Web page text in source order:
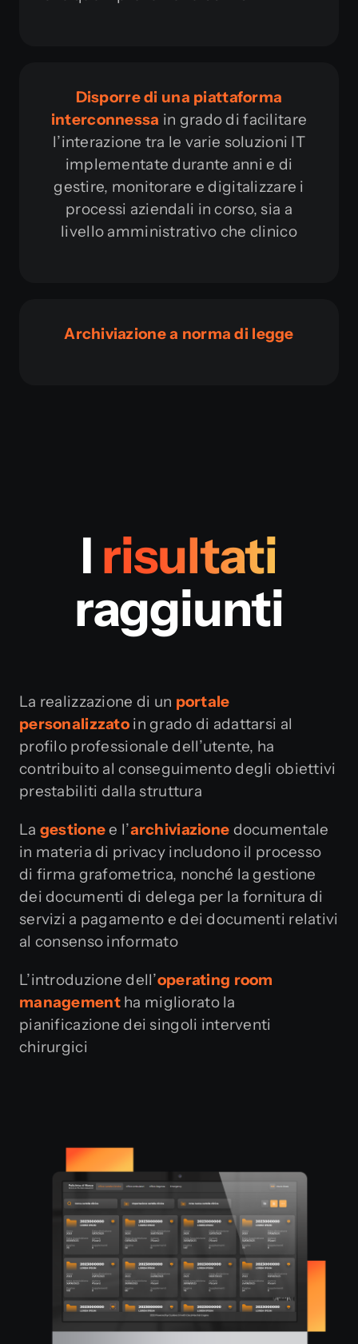
Disporre di una piattaforma
interconnessa in grado di facilitare
l’interazione tra le varie soluzioni IT
implementate durante anni e di
gestire, monitorare e digitalizzare i
processi aziendali in corso, sia a
livello amministrativo che clinico
Archiviazione a norma di legge
I risultati
raggiunti
La realizzazione di un portale
personalizzatoin grado di adattarsi al
profilo professionale dell’utente, ha
contribuito al conseguimento degli obiettivi
prestabiliti dalla struttura
La gestionee l’archiviazione documentale
in materia di privacy includono il processo
di firma grafometrica, nonché la gestione
dei documenti di delega per la fornitura di
servizi a pagamento e dei documenti relativi
al consenso informato
L’introduzione dell’operating room
managementha migliorato la
pianificazione dei singoli interventi
chirurgici